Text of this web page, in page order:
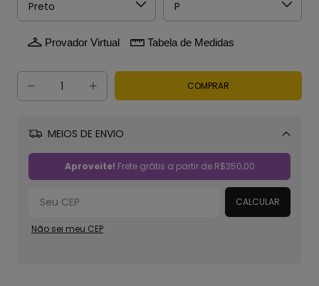
Provador Virtual Tabela de Medidas
MEIOS DE ENVIO
Aproveite! Frete grátis a partir de R$350,00
CALCULAR
Não sei meu CEP